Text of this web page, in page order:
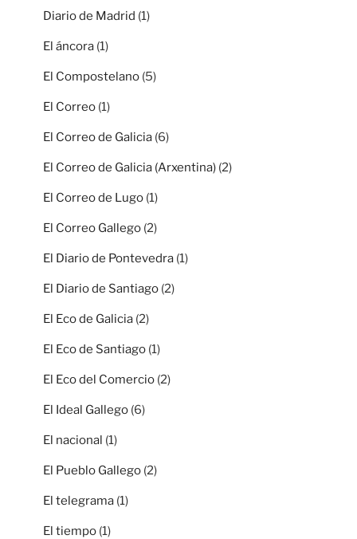
Diario de Madrid (1)
El áncora (1)
El Compostelano (5)
El Correo (1)
El Correo de Galicia (6)
El Correo de Galicia (Arxentina) (2)
El Correo de Lugo (1)
El Correo Gallego (2)
El Diario de Pontevedra (1)
El Diario de Santiago (2)
El Eco de Galicia (2)
El Eco de Santiago (1)
El Eco del Comercio (2)
El Ideal Gallego (6)
El nacional (1)
El Pueblo Gallego (2)
El telegrama (1)
El tiempo (1)